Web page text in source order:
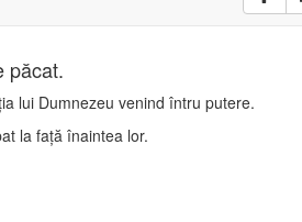
păcat.
lui Dumnezeu venind întru putere.
la faţă înaintea lor.